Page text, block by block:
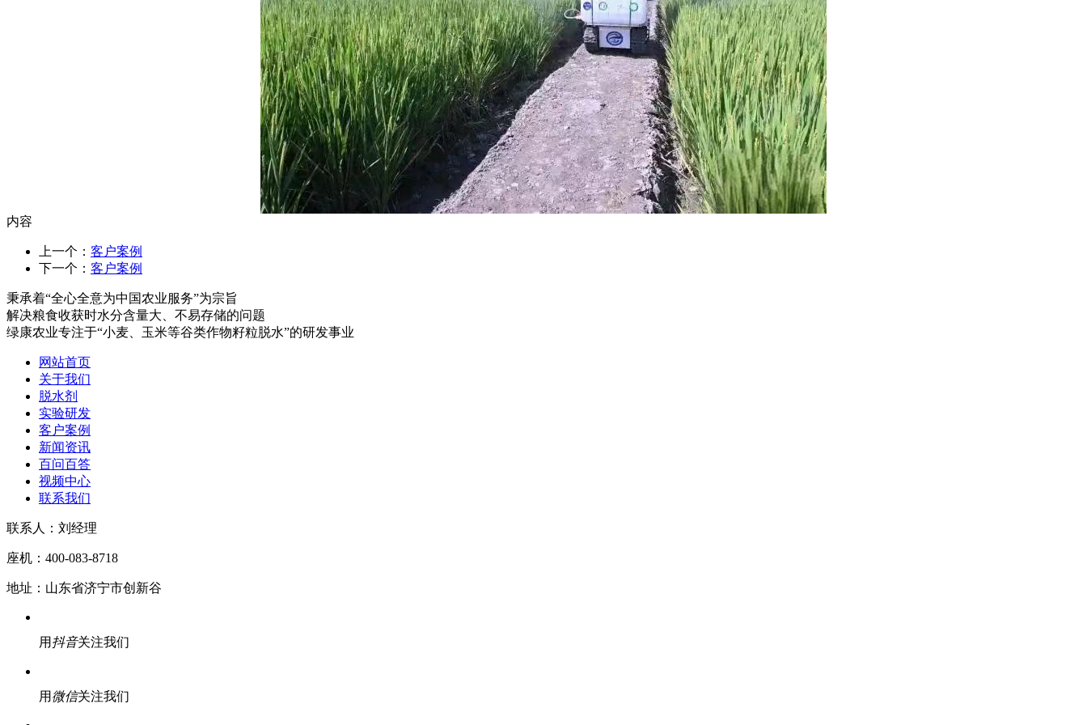
内容
上一个： 客户案例
下一个： 客户案例
秉承着“全心全意为中国农业服务”为宗旨
解决粮食收获时水分含量大、不易存储的问题
绿康农业专注于“小麦、玉米等谷类作物籽粒脱水”的研发事业
网站首页
关于我们
脱水剂
实验研发
客户案例
新闻资讯
百问百答
视频中心
联系我们
联系人： 刘经理
座机： 400-083-8718
地址： 山东省济宁市创新谷
用 抖音关注我们
用 微信关注我们